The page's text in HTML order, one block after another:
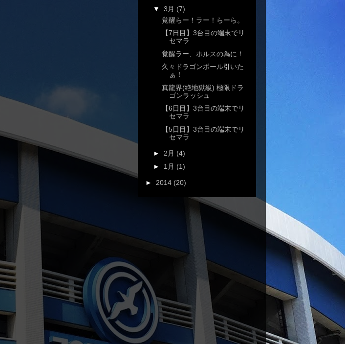
▼3月 (7)
覚醒らー！ラー！らーら。
【7日目】3台目の端末でリ
セマラ
覚醒ラー、ホルスの為に！
久々ドラゴンボール引いた
ぁ！
真龍界(絶地獄級) 極限ドラ
ゴンラッシュ
【6日目】3台目の端末でリ
セマラ
【5日目】3台目の端末でリ
セマラ
► 2月 (4)
► 1月 (1)
► 2014 (20)